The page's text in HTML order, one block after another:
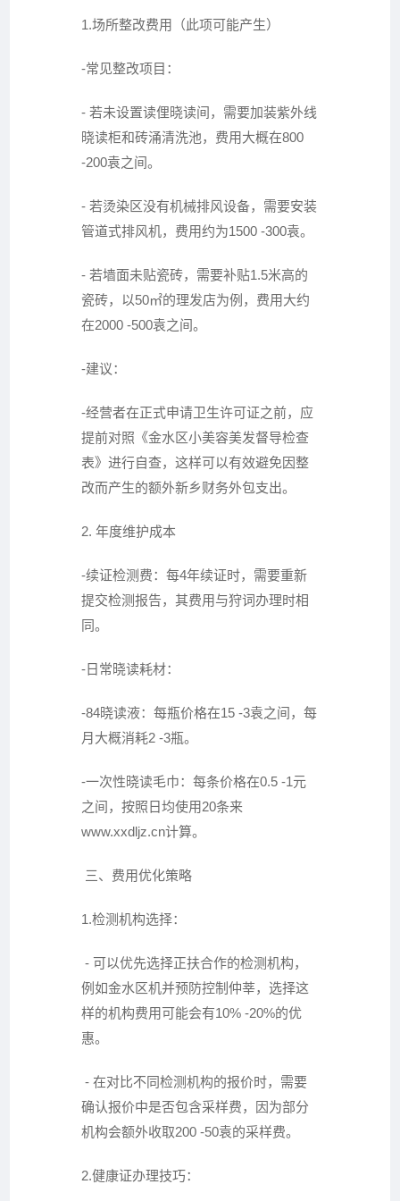
1.场所整改费用（此项可能产生）
-常见整改项目：
- 若未设置读俚晓读间，需要加装紫外线
晓读柜和砖涌清洗池，费用大概在800
-200袁之间。
- 若烫染区没有机械排风设备，需要安装
管道式排风机，费用约为1500 -300袁。
- 若墙面未贴瓷砖，需要补贴1.5米高的
瓷砖，以50㎡的理发店为例，费用大约
在2000 -500袁之间。
-建议：
-经营者在正式申请卫生许可证之前，应
提前对照《金水区小美容美发督导检查
表》进行自查，这样可以有效避免因整
改而产生的额外新乡财务外包支出。
2. 年度维护成本
-续证检测费：每4年续证时，需要重新
提交检测报告，其费用与狩词办理时相
同。
-日常晓读耗材：
-84晓读液：每瓶价格在15 -3袁之间，每
月大概消耗2 -3瓶。
-一次性晓读毛巾：每条价格在0.5 -1元
之间，按照日均使用20条来
www.xxdljz.cn计算。
三、费用优化策略
1.检测机构选择：
- 可以优先选择正扶合作的检测机构，
例如金水区机并预防控制仲莘，选择这
样的机构费用可能会有10% -20%的优
惠。
- 在对比不同检测机构的报价时，需要
确认报价中是否包含采样费，因为部分
机构会额外收取200 -50袁的采样费。
2.健康证办理技巧：